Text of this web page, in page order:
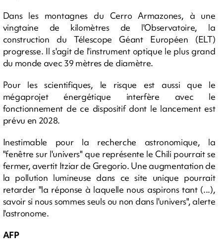
Dans les montagnes du Cerro Armazones, à une
vingtaine de kilomètres de l'Observatoire, la
construction du Télescope Géant Européen (ELT)
progresse. Il s'agit de l'instrument optique le plus grand
du monde avec 39 mètres de diamètre.
Pour les scientifiques, le risque est aussi que le
mégaprojet énergétique interfère avec le
fonctionnement de ce dispositif dont le lancement est
prévu en 2028.
Inestimable pour la recherche astronomique, la
"fenêtre sur l'univers" que représente le Chili pourrait se
fermer, avertit Itziar de Gregorio. Une augmentation de
la pollution lumineuse dans ce site unique pourrait
retarder "la réponse à laquelle nous aspirons tant (...),
savoir si nous sommes seuls ou non dans l'univers", alerte
l'astronome.
AFP